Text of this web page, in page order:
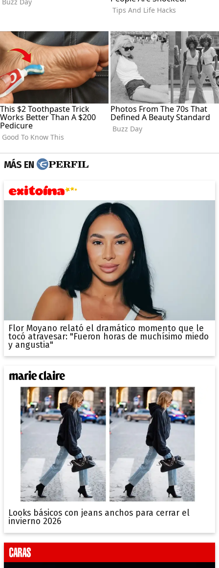
MÁS EN
Flor Moyano relató el dramático momento que le
tocó atravesar: "Fueron horas de muchísimo miedo
y angustia"
Looks básicos con jeans anchos para cerrar el
invierno 2026